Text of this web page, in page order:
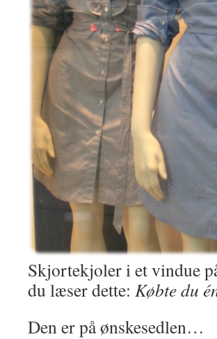
Skjortekjoler i et vindue
du læser dette: Købte du
Den er på ønskesedlen…